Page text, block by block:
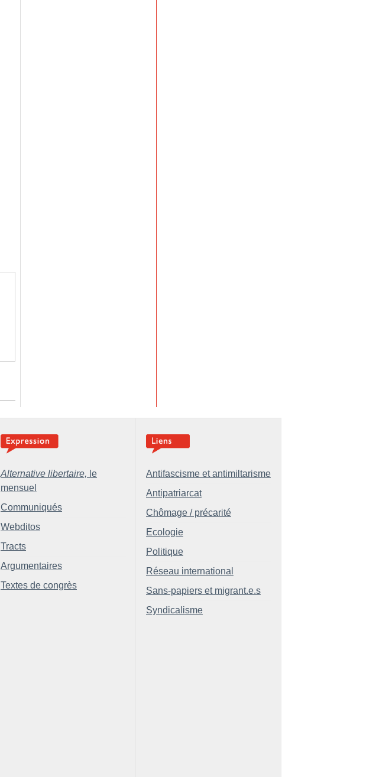
Alternative libertaire, le
mensuel
Communiqués
Webditos
Tracts
Argumentaires
Textes de congrès
Antifascisme et antimiltarisme
Antipatriarcat
Chômage / précarité
Ecologie
Politique
Réseau international
Sans-papiers et migrant.e.s
Syndicalisme